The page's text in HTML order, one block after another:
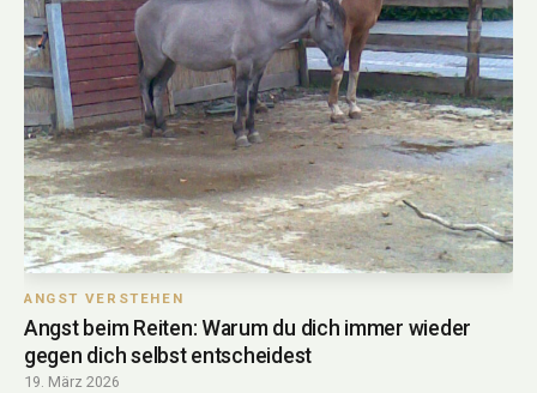
ANGST VERSTEHEN
Angst beim Reiten: Warum du dich immer wieder
gegen dich selbst entscheidest
19. März 2026